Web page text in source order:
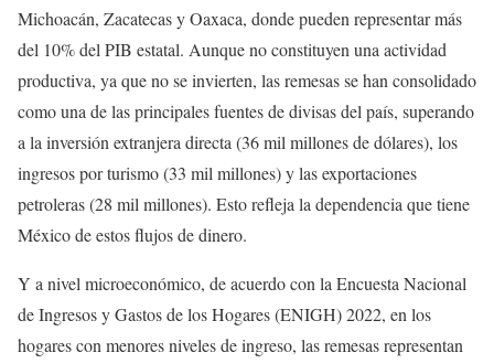
Michoacán, Zacatecas y Oaxaca, donde pueden representar más
del 10% del PIB estatal. Aunque no constituyen una actividad
productiva, ya que no se invierten, las remesas se han consolidado
como una de las principales fuentes de divisas del país, superando
a la inversión extranjera directa (36 mil millones de dólares), los
ingresos por turismo (33 mil millones) y las exportaciones
petroleras (28 mil millones). Esto refleja la dependencia que tiene
México de estos flujos de dinero.
Y a nivel microeconómico, de acuerdo con la Encuesta Nacional
de Ingresos y Gastos de los Hogares (ENIGH) 2022, en los
hogares con menores niveles de ingreso, las remesas representan